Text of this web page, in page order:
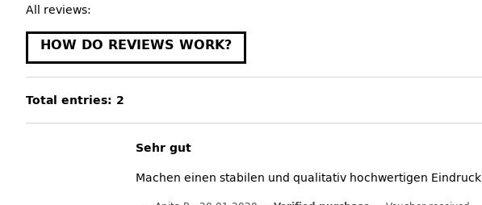
All reviews:
HOW DO REVIEWS WORK?
Total entries: 2
Sehr gut
Machen einen stabilen und qualitativ hochwertigen Eindruck